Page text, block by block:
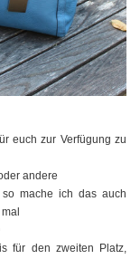
euch zur Verfügung zu
andere
mache ich das auch
für den zweiten Platz,